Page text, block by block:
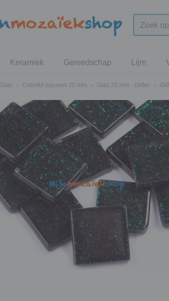
Keramiek Gereedschap Lijm
Glas › Colorful squares 20 mm › Glas 20 mm - Glitter ›